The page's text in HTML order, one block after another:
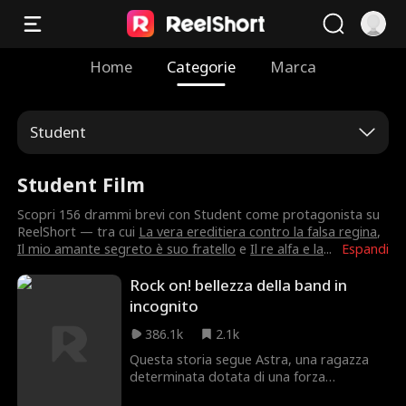
Home Categorie Marca
Student
Student Film
Espandi
Scopri 156 drammi brevi con Student come protagonista su
ReelShort — tra cui La vera ereditiera contro la falsa regina,
Il mio amante segreto è suo fratello eIl re alfa e la...
Rock on! bellezza della band in
incognito
386.1k
2.1k
Questa storia segue Astra, una ragazza
determinata dotata di una forza